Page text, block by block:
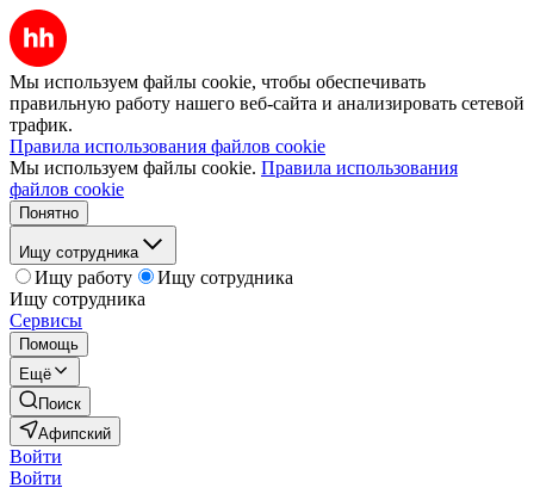
Мы используем файлы cookie, чтобы обеспечивать
правильную работу нашего веб-сайта и анализировать сетевой
трафик.
Правила использования файлов cookie
Мы используем файлы cookie. Правила использования
файлов cookie
Понятно
Ищу сотрудника
Ищу работу
Ищу сотрудника
Ищу сотрудника
Сервисы
Помощь
Ещё
Поиск
Афипский
Войти
Войти